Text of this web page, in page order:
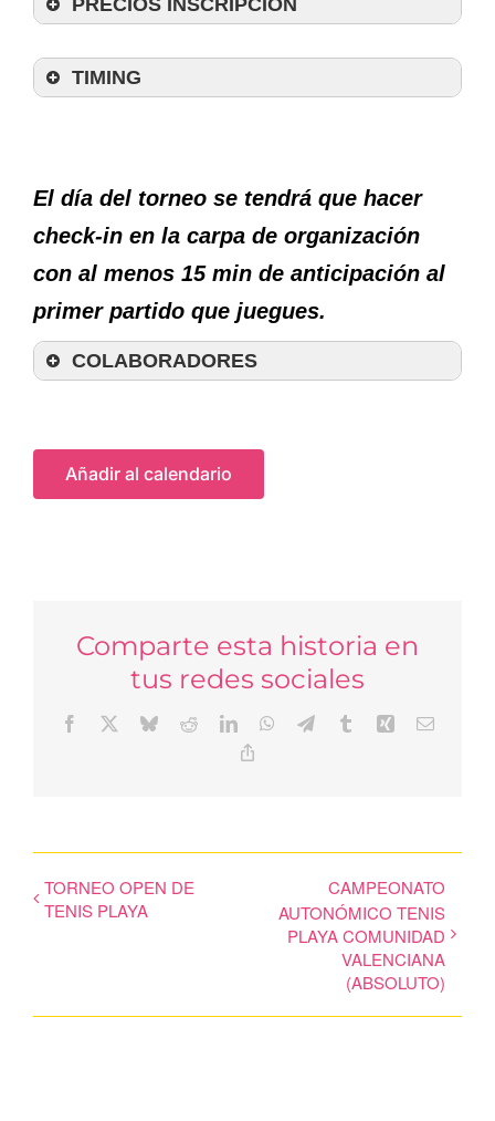
+30 Mixto
+40 M/F
+60 M/F
TIMING
El día del torneo se tendrá que hacer
check-in en la carpa de organización
con al menos 15 min de anticipación al
primer partido que juegues.
COLABORADORES
Añadir al calendario
Comparte esta historia en
tus redes sociales
Facebook BlueskyRedditLinkedInWhatsApp
TelegramTumblr Xing Correo
TORNEO OPEN DE
TENIS PLAYA
CAMPEONATO
AUTONÓMICO TENIS
PLAYA COMUNIDAD
VALENCIANA
(ABSOLUTO)